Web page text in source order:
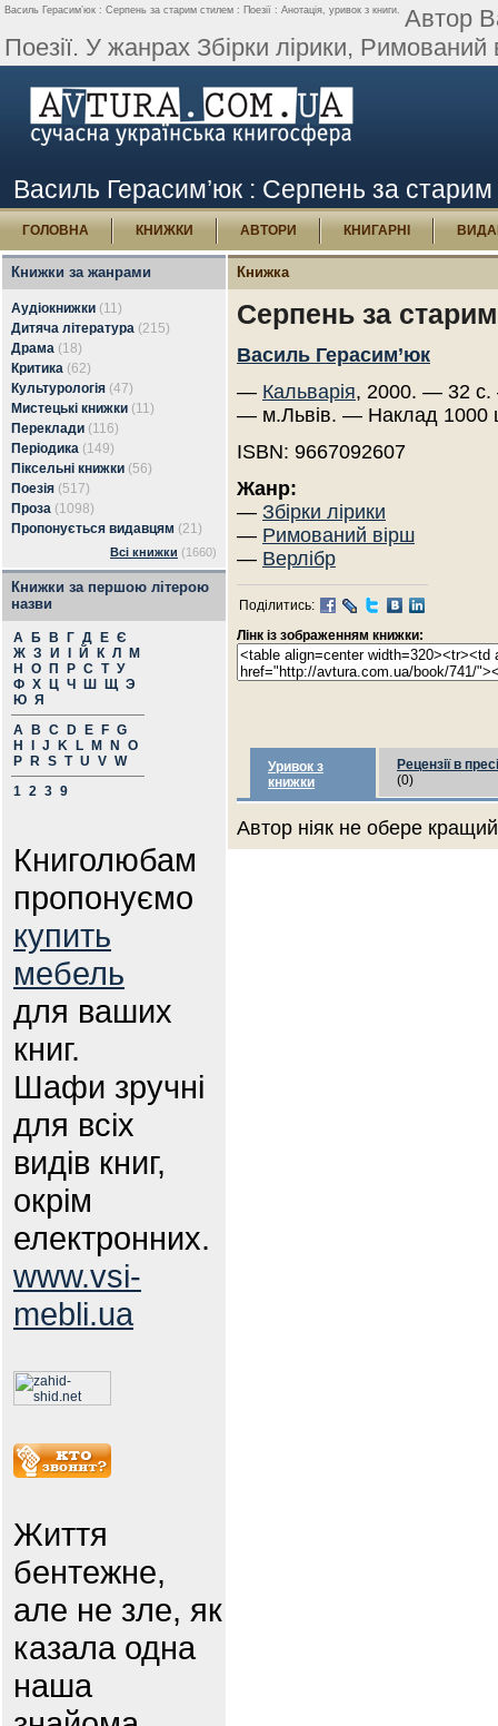
Василь Герасим’юк : Серпень за старим стилем : Поезії : Анотація, уривок з книги. Автор
Поезії. У жанрах Збірки лірики,
Василь Герасим’юк : Серпень за старим
ГОЛОВНА КНИЖКИ АВТОРИ КНИГАРНІ
Книжки за жанрами
Аудіокнижки (11)
Дитяча література (215)
Драма (18)
Критика (62)
Культурологія (47)
Мистецькі книжки (11)
Переклади (116)
Періодика (149)
Піксельні книжки (56)
Поезія (517)
Проза (1098)
Пропонується видавцям (21)
Всі книжки (1660)
Книжки за першою літерою
назви
А Б В Г Д Е Є
Ж З И Й К Л
М
Н
О П Р С Т У
Ф Х Ц Ч Ш Щ Э
Ю Я
A
B C D E F G
H
J K L M N
O
P
R S T U V W
1 2 3 9
Книголюбам
пропонуємо
купить
мебель
для ваших
книг.
Шафи зручні
для всіх
видів книг,
окрім
електронних.
www.vsi-
mebli.ua
Життя
бентежне,
але не зле, як
казала одна
наша
Книжка
Серпень за
Василь Герасим’юк
— Кальварія, 2000. — 32 с.
— м.Львів. — Наклад 1000
ISBN: 9667092607
Жанр:
— Збірки лірики
— Римований вірш
— Верлібр
Поділитись:
Лінк із зображенням книжки:
Уривок з
книжки
Рецензії в пресі
(0)
Автор ніяк не обере